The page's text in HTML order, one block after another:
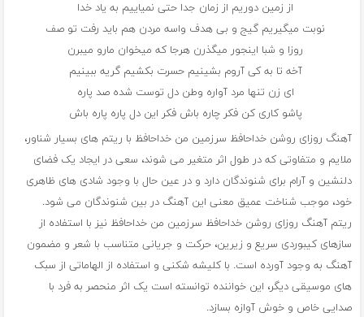
از زمین دوریم از زمان جدا حتی نمیاییم به یاد خدا
نوبت میگیریم گیج و بی هدف واسه مردن هم باید رفت تو صف
روزا و شبا اینجور میگذرن هرجا که میخوان مارو میبرن
آخه تا به کی آروم بشینیم حسرت بکشیم گریه ببینیم
ای زن تنها مرد آواره وطن دل توست شده صد پاره
پاشو کاری کن فکر چاره باش فکر این دل پاره پاره باش
آهنگ روزای روشن خداحافظ سرزمین من خداحافظ با ریتم های بسیار شناور،
ملایم و متفاوتی که در طول اثر متغیر می شوند، سعی در ایجاد یک فضای
دلنشین و آرام برای شنوندگان دارد و در عین حال با وجود شادی های ظاهری
خود، موجب شناخت عمیق معنی این آهنگ در بین شنوندگان می شود.
ریتم آهنگ روزای روشن خداحافظ سرزمین من خداحافظ نیز با استفاده از
سازهای کیبوردی سریع و زیرین، حرکت و جریانی متناسب با شعر و مضمون
آهنگ به وجود آورده است. با کلیشه شکنی و استفاده از الهاماتی از سبک
های موسیقی دیگر، این خواننده توانسته است یک اثر منحصر به فرد با
صدایی خاص و خوش آوازه بسازد.